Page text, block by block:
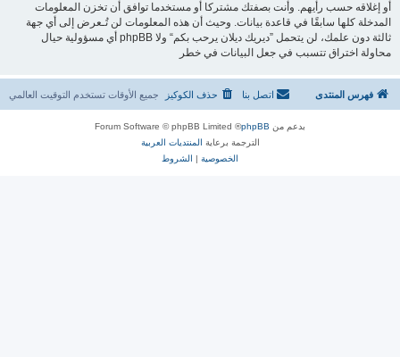
أو إغلاقه حسب رأيهم. وأنت بصفتك مشتركا أو مستخدما توافق أن تخزن المعلومات
المدخلة كلها سابقًا في قاعدة بيانات. وحيث أن هذه المعلومات لن تُـعرض إلى أي جهة
ثالثة دون علمك، لن يتحمل ”ديريك ديلان يرحب بكم“ ولا phpBB أي مسؤولية حيال
محاولة اختراق تتسبب في جعل البيانات في خطر
فهرس المنتدى جميع الأوقات تستخدم التوقيت العالمي حذف الكوكيز اتصل بنا
بدعم من phpBB
® Forum Software © phpBB Limited
الترجمة برعاية المنتديات العربية
الخصوصية | الشروط